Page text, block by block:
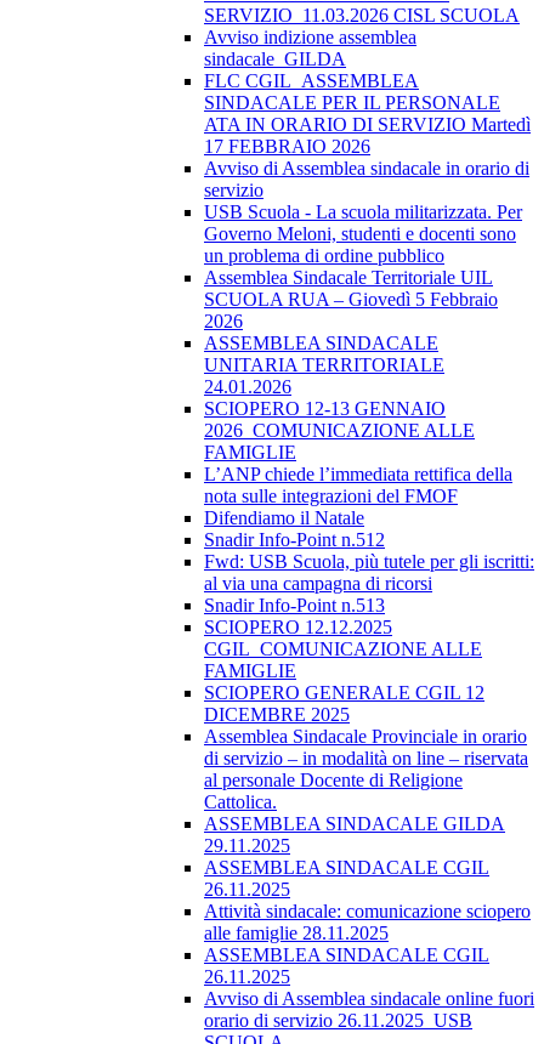
SERVIZIO_11.03.2026 CISL SCUOLA
Avviso indizione assemblea
sindacale_GILDA
FLC CGIL_ASSEMBLEA
SINDACALE PER IL PERSONALE
ATA IN ORARIO DI SERVIZIO Martedì
17 FEBBRAIO 2026
Avviso di Assemblea sindacale in orario di
servizio
USB Scuola - La scuola militarizzata. Per
Governo Meloni, studenti e docenti sono
un problema di ordine pubblico
Assemblea Sindacale Territoriale UIL
SCUOLA RUA – Giovedì 5 Febbraio
2026
ASSEMBLEA SINDACALE
UNITARIA TERRITORIALE
24.01.2026
SCIOPERO 12-13 GENNAIO
2026_COMUNICAZIONE ALLE
FAMIGLIE
L’ANP chiede l’immediata rettifica della
nota sulle integrazioni del FMOF
Difendiamo il Natale
Snadir Info-Point n.512
Fwd: USB Scuola, più tutele per gli iscritti:
al via una campagna di ricorsi
Snadir Info-Point n.513
SCIOPERO 12.12.2025
CGIL_COMUNICAZIONE ALLE
FAMIGLIE
SCIOPERO GENERALE CGIL 12
DICEMBRE 2025
Assemblea Sindacale Provinciale in orario
di servizio – in modalità on line – riservata
al personale Docente di Religione
Cattolica.
ASSEMBLEA SINDACALE GILDA
29.11.2025
ASSEMBLEA SINDACALE CGIL
26.11.2025
Attività sindacale: comunicazione sciopero
alle famiglie 28.11.2025
ASSEMBLEA SINDACALE CGIL
26.11.2025
Avviso di Assemblea sindacale online fuori
orario di servizio 26.11.2025_USB